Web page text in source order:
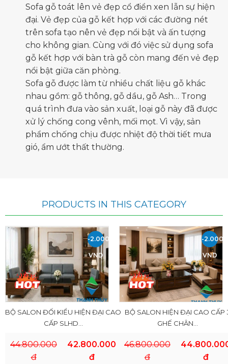
Sofa gỗ toát lên vẻ đẹp cổ điển xen lẫn sự hiện
đại. Vẻ đẹp của gỗ kết hợp với các đường nét
trên sofa tạo nên vẻ đẹp nổi bật và ấn tượng
cho không gian. Cùng với đó việc sử dụng sofa
gỗ kết hợp với bàn trà gỗ còn mang đến vẻ đẹp
nổi bật giữa căn phòng.
Sofa gỗ được làm từ nhiều chất liệu gỗ khác
nhau gồm: gỗ thông, gỗ dầu, gỗ Ash… Trong
quá trình đưa vào sản xuất, loại gỗ này đã được
xử lý chống cong vênh, mối mọt. Vì vậy, sản
phẩm chống chịu được nhiệt độ thời tiết mưa
gió, ẩm ướt thất thường.
PRODUCTS IN THIS CATEGORY
-2.000.000
VND
BỘ SALON ĐỐI KIỂU HIỆN ĐẠI CAO
CẤP SLHD...
44.800.000
đ
42.800.000
đ
-
VND
BỘ SALON HIỆN ĐẠI CAO CẤP
GHẾ CHÂN...
46.800.000
đ
đ